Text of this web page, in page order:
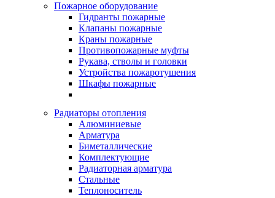
Пожарное оборудование
Гидранты пожарные
Клапаны пожарные
Краны пожарные
Противопожарные муфты
Рукава, стволы и головки
Устройства пожаротушения
Шкафы пожарные
Радиаторы отопления
Алюминиевые
Арматура
Биметаллические
Комплектующие
Радиаторная арматура
Стальные
Теплоноситель